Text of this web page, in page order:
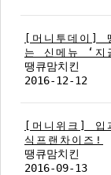
[머니투데이]
는 신메뉴 ‘지
땡큐맘치킨
2016-12-12
[머니위크] 입
식프랜차이즈!
땡큐맘치킨
2016-09-13